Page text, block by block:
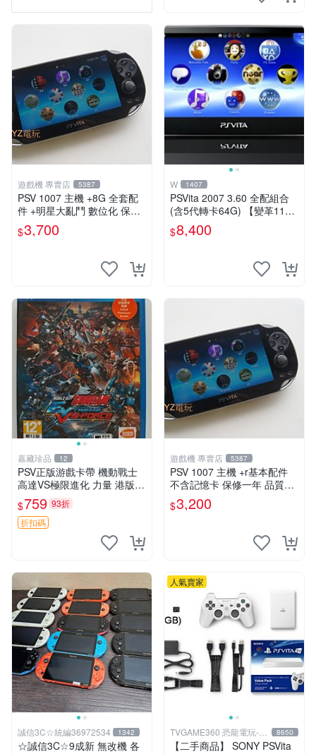
遊戲機 專賣店 5387
PSV 1007 主機 +8G 全套配
件 +明星大亂鬥 數位化 保修
一年 品質有保障
$3,700
W 1407
PSVita 2007 3.60 全配組合
(含5代轉卡64G) 【變革11】
破解改好 + 水晶殼 + 硬殼包
$8,400
嘉藏珍品 12
PSV正版游戲卡帶 機動戰士
高達VS極限進化 力量 港版中
文 盒裝全新未開封，支持所
有日版，港版或其他地區的P
SV游戲機主機，（除外），
$759 93折
折扣碼
遊戲機 專賣店 5387
PSV 1007 主機 +r基本配件
不含記憶卡 保修一年 品質有
保障
$3,200
誠信3C☆統編36972534 1342
☆誠信3C☆9成新 無改機 各
人氣賣家
TVGAME360 恐龍電玩-台
中店
8650
【二手商品】 SONY PSVita